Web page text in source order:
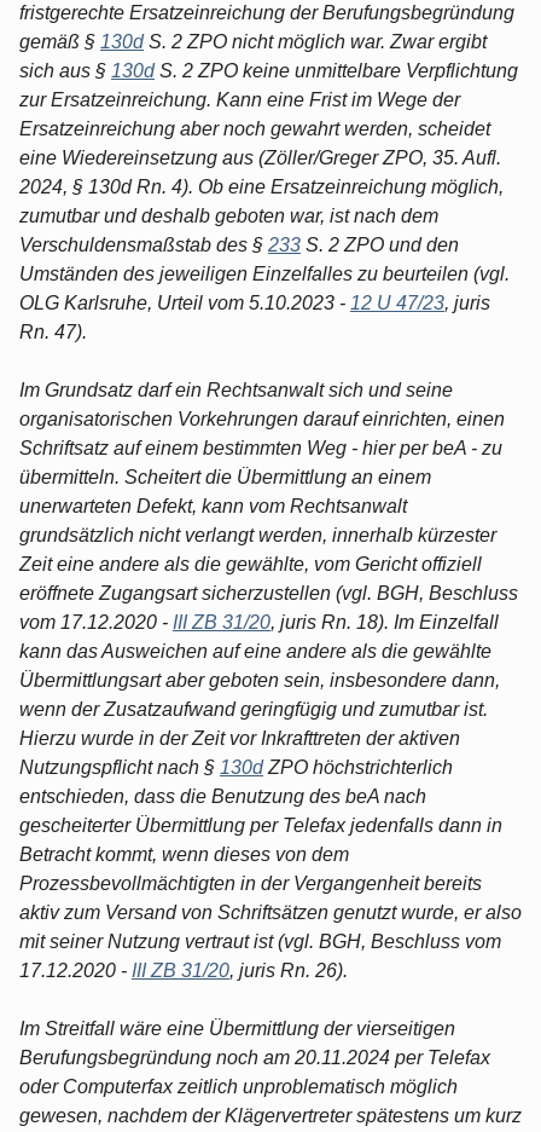
fristgerechte Ersatzeinreichung der Berufungsbegründung
gemäß § 130dS. 2 ZPO nicht möglich war. Zwar ergibt
sich aus § 130dS. 2 ZPO keine unmittelbare Verpflichtung
zur Ersatzeinreichung. Kann eine Frist im Wege der
Ersatzeinreichung aber noch gewahrt werden, scheidet
eine Wiedereinsetzung aus (Zöller/Greger ZPO, 35. Aufl.
2024, § 130d Rn. 4). Ob eine Ersatzeinreichung möglich,
zumutbar und deshalb geboten war, ist nach dem
Verschuldensmaßstab des § 233 S. 2 ZPO und den
Umständen des jeweiligen Einzelfalles zu beurteilen (vgl.
OLG Karlsruhe, Urteil vom 5.10.2023 - 12 U 47/23, juris
Rn. 47).
Im Grundsatz darf ein Rechtsanwalt sich und seine
organisatorischen Vorkehrungen darauf einrichten, einen
Schriftsatz auf einem bestimmten Weg - hier per beA - zu
übermitteln. Scheitert die Übermittlung an einem
unerwarteten Defekt, kann vom Rechtsanwalt
grundsätzlich nicht verlangt werden, innerhalb kürzester
Zeit eine andere als die gewählte, vom Gericht offiziell
eröffnete Zugangsart sicherzustellen (vgl. BGH, Beschluss
vom 17.12.2020 - III ZB 31/20, juris Rn. 18). Im Einzelfall
kann das Ausweichen auf eine andere als die gewählte
Übermittlungsart aber geboten sein, insbesondere dann,
wenn der Zusatzaufwand geringfügig und zumutbar ist.
Hierzu wurde in der Zeit vor Inkrafttreten der aktiven
Nutzungspflicht nach § 130dZPO höchstrichterlich
entschieden, dass die Benutzung des beA nach
gescheiterter Übermittlung per Telefax jedenfalls dann in
Betracht kommt, wenn dieses von dem
Prozessbevollmächtigten in der Vergangenheit bereits
aktiv zum Versand von Schriftsätzen genutzt wurde, er also
mit seiner Nutzung vertraut ist (vgl. BGH, Beschluss vom
17.12.2020 - III ZB 31/20, juris Rn. 26).
Im Streitfall wäre eine Übermittlung der vierseitigen
Berufungsbegründung noch am 20.11.2024 per Telefax
oder Computerfax zeitlich unproblematisch möglich
gewesen, nachdem der Klägervertreter spätestens um kurz